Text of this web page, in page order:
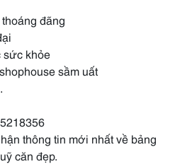
đãng
sức khỏe
sầm uất
thông tin mới nhất về bảng
căn đẹp.